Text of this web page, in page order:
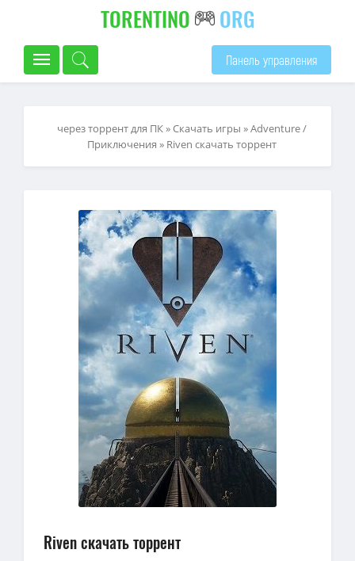
TORENTINO ORG
Панель управления
через торрент для ПК»Скачать игры »Adventure /
Приключения » Riven скачать торрент
Riven скачать торрент